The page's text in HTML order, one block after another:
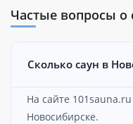
Частые вопросы о
Сколько саун в
На сайте
Новосибирске.